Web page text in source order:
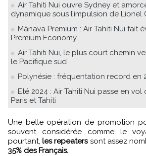
Air Tahiti Nui ouvre Sydney et
dynamique sous l’impulsion de Lionel
Mānava Premium : Air Tahiti Nui fait
Premium Economy
Air Tahiti Nui, le plus court chemin
le Pacifique sud
Polynésie : fréquentation record en
Eté 2024 : Air Tahiti Nui passe en
Paris et Tahiti
Une belle opération de promotion pour une destination
souvent considérée comme le
pourtant,les repeaterssont assez
35% des Français.